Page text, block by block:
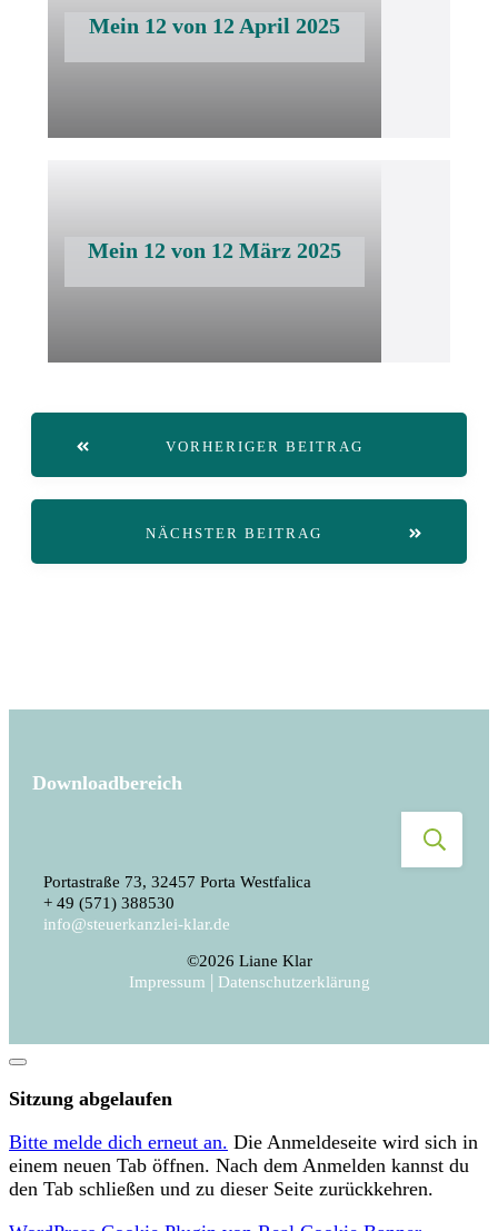
Mein 12 von 12 April 2025
Mein 12 von 12 März 2025
VORHERIGER BEITRAG
NÄCHSTER BEITRAG
Downloadbereich
Portastraße 73, 32457 Porta Westfalica
+ 49 (571) 388530
info@steuerkanzlei-klar.de
©2026 Liane Klar
Impressum
Datenschutzerklärung
Dialog
schließen
Sitzung abgelaufen
Bitte melde dich erneut an. Die Anmeldeseite wird sich in
einem neuen Tab öffnen. Nach dem Anmelden kannst du
den Tab schließen und zu dieser Seite zurückkehren.